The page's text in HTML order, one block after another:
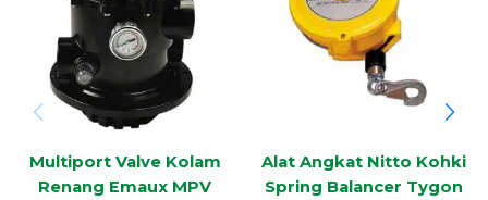
Multiport Valve Kolam
Renang Emaux MPV
Alat Angkat Nitto Kohki
Spring Balancer Tygon